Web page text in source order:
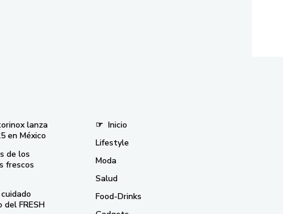
lanza
en México
de los
frescos
FRESH
☞ Inicio
Lifestyle
Moda
Salud
Food-Drinks